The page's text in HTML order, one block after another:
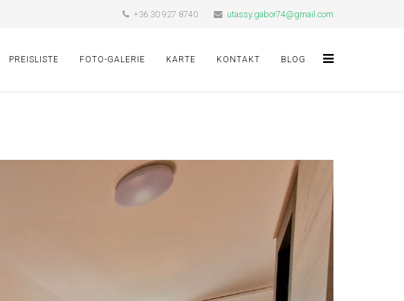
+36 30 927 8740 utassy.gabor74@gmail.com
PREISLISTE FOTO-GALERIE KARTE KONTAKT BLOG